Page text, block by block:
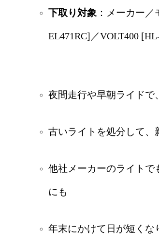
下取り対象 ：メーカー
EL471RC]／VOLT400
夜間走行や早朝ライドで
古いライトを処分して、
他社メーカーのライト
にも
年末にかけて日が短くな